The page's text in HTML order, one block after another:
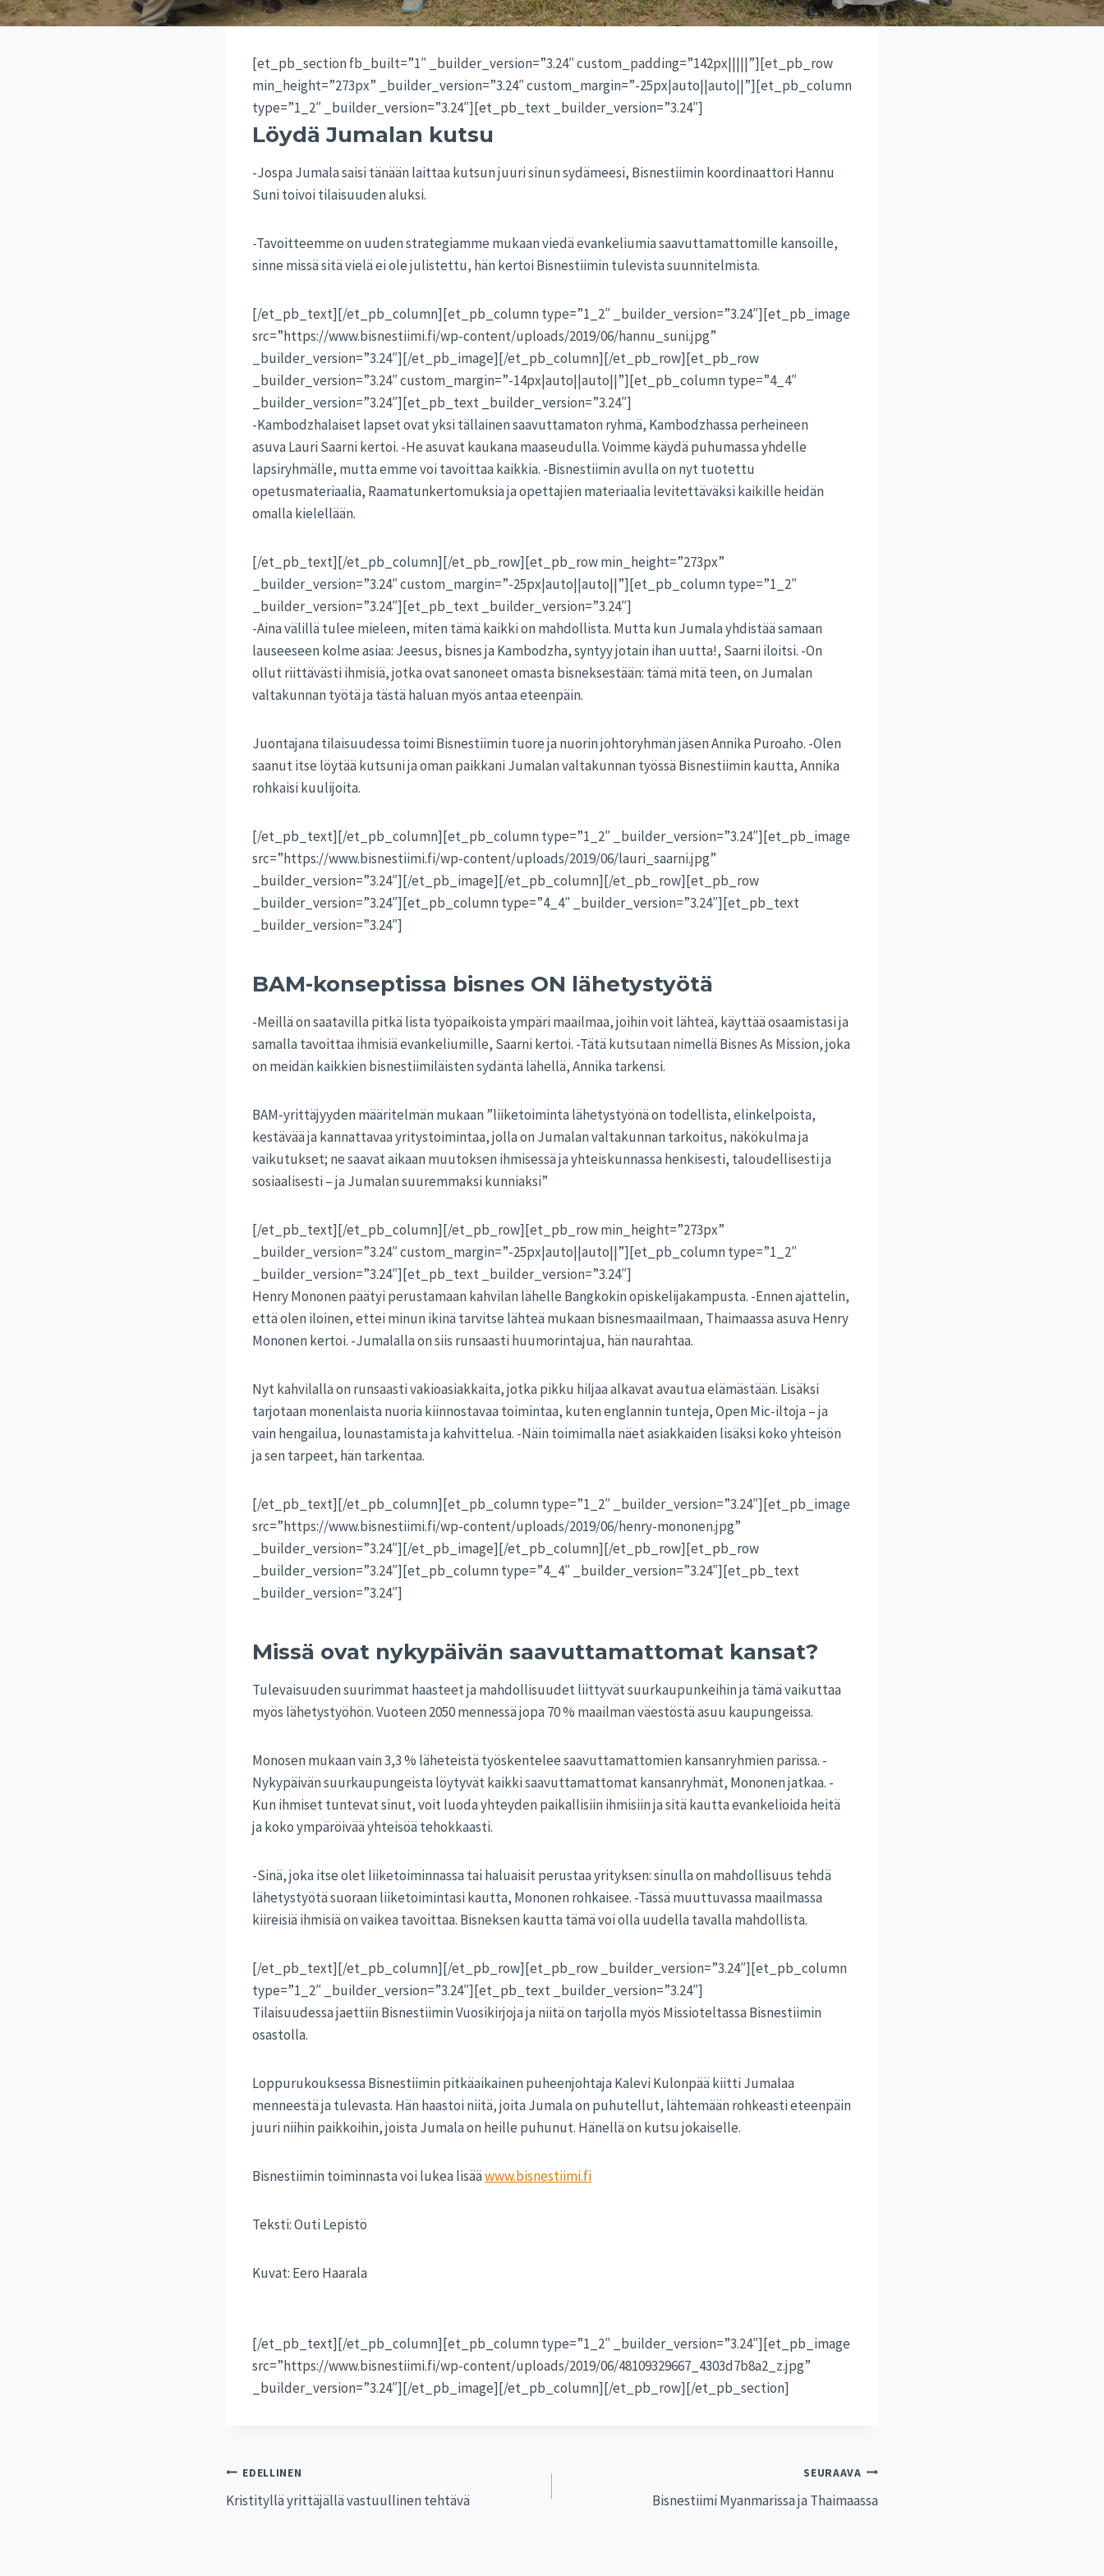
[et_pb_section fb_built=”1″ _builder_version=”3.24″ custom_padding=”142px|||||”][et_pb_row
min_height=”273px” _builder_version=”3.24″ custom_margin=”-25px|auto||auto||”][et_pb_column
type=”1_2″ _builder_version=”3.24″][et_pb_text _builder_version=”3.24″]
Löydä Jumalan kutsu
-Jospa Jumala saisi tänään laittaa kutsun juuri sinun sydämeesi, Bisnestiimin koordinaattori Hannu
Suni toivoi tilaisuuden aluksi.
-Tavoitteemme on uuden strategiamme mukaan viedä evankeliumia saavuttamattomille kansoille,
sinne missä sitä vielä ei ole julistettu, hän kertoi Bisnestiimin tulevista suunnitelmista.
[/et_pb_text][/et_pb_column][et_pb_column type=”1_2″ _builder_version=”3.24″][et_pb_image
src=”https://www.bisnestiimi.fi/wp-content/uploads/2019/06/hannu_suni.jpg”
_builder_version=”3.24″][/et_pb_image][/et_pb_column][/et_pb_row][et_pb_row
_builder_version=”3.24″ custom_margin=”-14px|auto||auto||”][et_pb_column type=”4_4″
_builder_version=”3.24″][et_pb_text _builder_version=”3.24″]
-Kambodzhalaiset lapset ovat yksi tällainen saavuttamaton ryhmä, Kambodzhassa perheineen
asuva Lauri Saarni kertoi. -He asuvat kaukana maaseudulla. Voimme käydä puhumassa yhdelle
lapsiryhmälle, mutta emme voi tavoittaa kaikkia. -Bisnestiimin avulla on nyt tuotettu
opetusmateriaalia, Raamatunkertomuksia ja opettajien materiaalia levitettäväksi kaikille heidän
omalla kielellään.
[/et_pb_text][/et_pb_column][/et_pb_row][et_pb_row min_height=”273px”
_builder_version=”3.24″ custom_margin=”-25px|auto||auto||”][et_pb_column type=”1_2″
_builder_version=”3.24″][et_pb_text _builder_version=”3.24″]
-Aina välillä tulee mieleen, miten tämä kaikki on mahdollista. Mutta kun Jumala yhdistää samaan
lauseeseen kolme asiaa: Jeesus, bisnes ja Kambodzha, syntyy jotain ihan uutta!, Saarni iloitsi. -On
ollut riittävästi ihmisiä, jotka ovat sanoneet omasta bisneksestään: tämä mitä teen, on Jumalan
valtakunnan työtä ja tästä haluan myös antaa eteenpäin.
Juontajana tilaisuudessa toimi Bisnestiimin tuore ja nuorin johtoryhmän jäsen Annika Puroaho. -Olen
saanut itse löytää kutsuni ja oman paikkani Jumalan valtakunnan työssä Bisnestiimin kautta, Annika
rohkaisi kuulijoita.
[/et_pb_text][/et_pb_column][et_pb_column type=”1_2″ _builder_version=”3.24″][et_pb_image
src=”https://www.bisnestiimi.fi/wp-content/uploads/2019/06/lauri_saarni.jpg”
_builder_version=”3.24″][/et_pb_image][/et_pb_column][/et_pb_row][et_pb_row
_builder_version=”3.24″][et_pb_column type=”4_4″ _builder_version=”3.24″][et_pb_text
_builder_version=”3.24″]
BAM-konseptissa bisnes ON lähetystyötä
-Meillä on saatavilla pitkä lista työpaikoista ympäri maailmaa, joihin voit lähteä, käyttää osaamistasi ja
samalla tavoittaa ihmisiä evankeliumille, Saarni kertoi. -Tätä kutsutaan nimellä Bisnes As Mission, joka
on meidän kaikkien bisnestiimiläisten sydäntä lähellä, Annika tarkensi.
BAM-yrittäjyyden määritelmän mukaan ”liiketoiminta lähetystyönä on todellista, elinkelpoista,
kestävää ja kannattavaa yritystoimintaa, jolla on Jumalan valtakunnan tarkoitus, näkökulma ja
vaikutukset; ne saavat aikaan muutoksen ihmisessä ja yhteiskunnassa henkisesti, taloudellisesti ja
sosiaalisesti – ja Jumalan suuremmaksi kunniaksi”
[/et_pb_text][/et_pb_column][/et_pb_row][et_pb_row min_height=”273px”
_builder_version=”3.24″ custom_margin=”-25px|auto||auto||”][et_pb_column type=”1_2″
_builder_version=”3.24″][et_pb_text _builder_version=”3.24″]
Henry Mononen päätyi perustamaan kahvilan lähelle Bangkokin opiskelijakampusta. -Ennen ajattelin,
että olen iloinen, ettei minun ikinä tarvitse lähteä mukaan bisnesmaailmaan, Thaimaassa asuva Henry
Mononen kertoi. -Jumalalla on siis runsaasti huumorintajua, hän naurahtaa.
Nyt kahvilalla on runsaasti vakioasiakkaita, jotka pikku hiljaa alkavat avautua elämästään. Lisäksi
tarjotaan monenlaista nuoria kiinnostavaa toimintaa, kuten englannin tunteja, Open Mic-iltoja – ja
vain hengailua, lounastamista ja kahvittelua. -Näin toimimalla näet asiakkaiden lisäksi koko yhteisön
ja sen tarpeet, hän tarkentaa.
[/et_pb_text][/et_pb_column][et_pb_column type=”1_2″ _builder_version=”3.24″][et_pb_image
src=”https://www.bisnestiimi.fi/wp-content/uploads/2019/06/henry-mononen.jpg”
_builder_version=”3.24″][/et_pb_image][/et_pb_column][/et_pb_row][et_pb_row
_builder_version=”3.24″][et_pb_column type=”4_4″ _builder_version=”3.24″][et_pb_text
_builder_version=”3.24″]
Missä ovat nykypäivän saavuttamattomat kansat?
Tulevaisuuden suurimmat haasteet ja mahdollisuudet liittyvät suurkaupunkeihin ja tämä vaikuttaa
myös lähetystyöhön. Vuoteen 2050 mennessä jopa 70 % maailman väestöstä asuu kaupungeissa.
Monosen mukaan vain 3,3 % läheteistä työskentelee saavuttamattomien kansanryhmien parissa. -
Nykypäivän suurkaupungeista löytyvät kaikki saavuttamattomat kansanryhmät, Mononen jatkaa. -
Kun ihmiset tuntevat sinut, voit luoda yhteyden paikallisiin ihmisiin ja sitä kautta evankelioida heitä
ja koko ympäröivää yhteisöä tehokkaasti.
-Sinä, joka itse olet liiketoiminnassa tai haluaisit perustaa yrityksen: sinulla on mahdollisuus tehdä
lähetystyötä suoraan liiketoimintasi kautta, Mononen rohkaisee. -Tässä muuttuvassa maailmassa
kiireisiä ihmisiä on vaikea tavoittaa. Bisneksen kautta tämä voi olla uudella tavalla mahdollista.
[/et_pb_text][/et_pb_column][/et_pb_row][et_pb_row _builder_version=”3.24″][et_pb_column
type=”1_2″ _builder_version=”3.24″][et_pb_text _builder_version=”3.24″]
Tilaisuudessa jaettiin Bisnestiimin Vuosikirjoja ja niitä on tarjolla myös Missioteltassa Bisnestiimin
osastolla.
Loppurukouksessa Bisnestiimin pitkäaikainen puheenjohtaja Kalevi Kulonpää kiitti Jumalaa
menneestä ja tulevasta. Hän haastoi niitä, joita Jumala on puhutellut, lähtemään rohkeasti eteenpäin
juuri niihin paikkoihin, joista Jumala on heille puhunut. Hänellä on kutsu jokaiselle.
Bisnestiimin toiminnasta voi lukea lisääwww.bisnestiimi.fi
Teksti: Outi Lepistö
Kuvat: Eero Haarala
[/et_pb_text][/et_pb_column][et_pb_column type=”1_2″ _builder_version=”3.24″][et_pb_image
src=”https://www.bisnestiimi.fi/wp-content/uploads/2019/06/48109329667_4303d7b8a2_z.jpg”
_builder_version=”3.24″][/et_pb_image][/et_pb_column][/et_pb_row][/et_pb_section]
Artikkelien
EDELLINEN
Kristityllä yrittäjällä vastuullinen tehtävä
SEURAAVA
Bisnestiimi Myanmarissa ja Thaimaassa